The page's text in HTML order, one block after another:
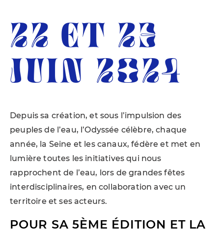
22 ET 23
JUIN 2024
Depuis sa création, et sous l’impulsion des
peuples de l’eau, l’Odyssée célèbre, chaque
année, la Seine et les canaux, fédère et met en
lumière toutes les initiatives qui nous
rapprochent de l’eau, lors de grandes fêtes
interdisciplinaires, en collaboration avec un
territoire et ses acteurs.
POUR SA 5ÈME ÉDITION ET LA